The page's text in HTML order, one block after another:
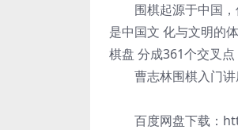
围棋起源于中国，
是中国文 化与文明的
棋盘 分成361个交叉
曹志林围棋入门讲
百度网盘下载：